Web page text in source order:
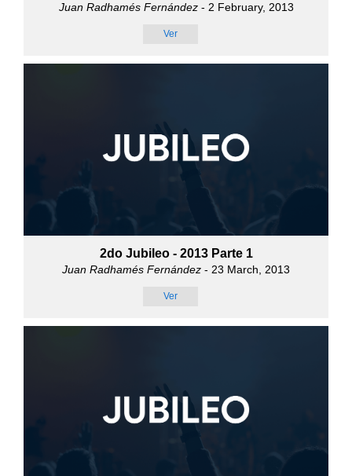
Juan Radhamés Fernández- 2 February, 2013
Ver
2do Jubileo - 2013 Parte 1
Juan Radhamés Fernández - 23 March, 2013
Ver